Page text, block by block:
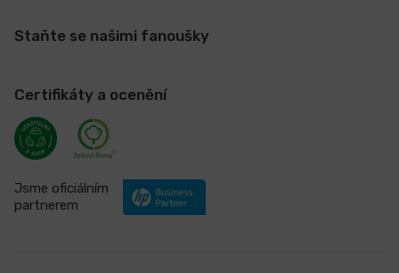
Staňte se našimi fanoušky
Certifikáty a ocenění
Jsme oficiálním
partnerem